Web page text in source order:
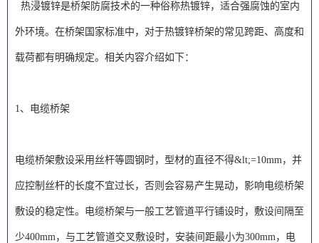
热浸镀锌是桥架防腐技术的一种俗称热镀锌，适合强腐蚀的室内
外环境。在桥架国家标准中，对于热镀锌桥架的常见跨距、高度和
载荷都有明确规定。相关内容介绍如下：
1、电缆桥架
电缆桥架敷设采用丝杆等圆钢时，型材的直径不得&lt;=10mm，并
应控制丝杆的长度不宜过长，否则会容易产生晃动，影响电缆桥架
敷设的稳定性。电缆桥架与一般工艺管道平行铺设时，敷设间隔至
少400mm，与工艺管道交叉敷设时，安装间距最小为300mm，电